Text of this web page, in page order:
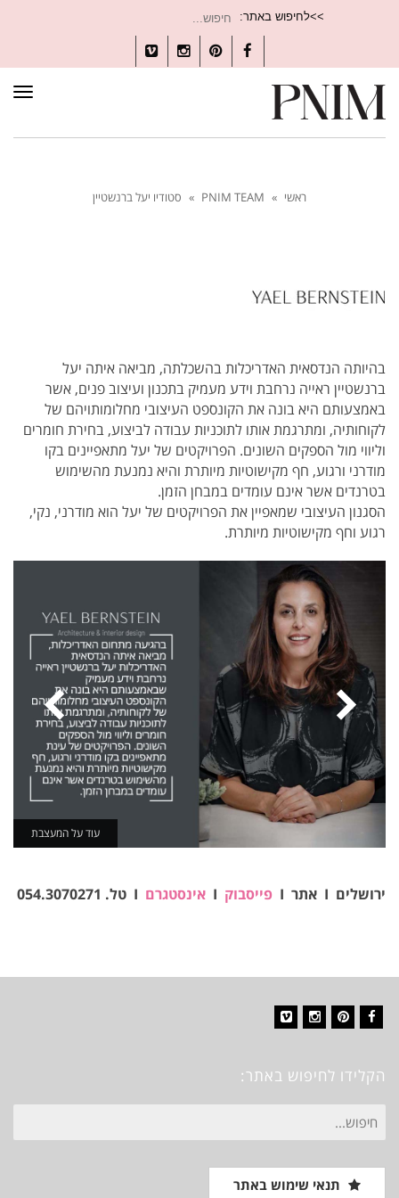
>>לחיפוש באתר:
עבור:
Facebook
Pinterest
Instagram
Vimeo
ראשי »
PNIM TEAM
» סטודיו יעל ברנשטיין
בהיותה הנדסאית האדריכלות בהשכלתה, מביאה איתה יעל
ברנשטיין ראייה נרחבת וידע מעמיק בתכנון ועיצוב פנים, אשר
באמצעותם היא בונה את הקונספט העיצובי מחלומותויהם של
לקוחותיה, ומתרגמת אותו לתוכניות עבודה לביצוע, בחירת חומרים
וליווי מול הספקים השונים. הפרויקטים של יעל מתאפיינים בקו
מודרני ורגוע, חף מקישוטיות מיותרת והיא נמנעת מהשימוש
בטרנדים אשר אינם עומדים במבחן הזמן.
הסגנון העיצובי שמאפיין את הפרויקטים של יעל הוא מודרני, נקי,
רגוע וחף מקישוטיות מיותרת.
עוד על המעצבת
ירושלים I אתר I פייסבוק אינסטגרם
הקלידו לחיפוש באתר:
חיפוש
עבור:
תנאי שימוש באתר